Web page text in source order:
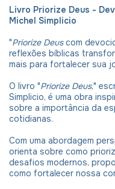
Livro Priorize Deus -
Michel Simplicio
"Priorize Deuscom
reflexões bíblicas
mais para fortalecer sua
O livro "Priorize Deus,"
Simplicio, é uma obra
sobre a importância da
cotidianas.
Com uma abordagem
orienta sobre como
desafios modernos,
como fortalecer nossa